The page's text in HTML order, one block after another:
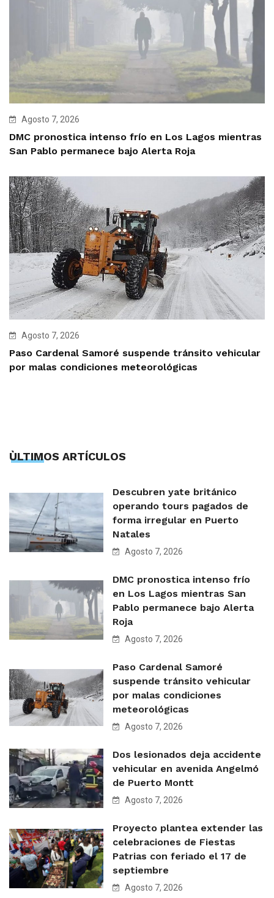
Agosto 7, 2026
DMC pronostica intenso frío en Los Lagos mientras
San Pablo permanece bajo Alerta Roja
Agosto 7, 2026
Paso Cardenal Samoré suspende tránsito vehicular
por malas condiciones meteorológicas
ÙLTIMOS ARTÍCULOS
Descubren yate británico
operando tours pagados de
forma irregular en Puerto
Natales
Agosto 7, 2026
DMC pronostica intenso frío
en Los Lagos mientras San
Pablo permanece bajo Alerta
Roja
Agosto 7, 2026
Paso Cardenal Samoré
suspende tránsito vehicular
por malas condiciones
meteorológicas
Agosto 7, 2026
Dos lesionados deja accidente
vehicular en avenida Angelmó
de Puerto Montt
Agosto 7, 2026
Proyecto plantea extender las
celebraciones de Fiestas
Patrias con feriado el 17 de
septiembre
Agosto 7, 2026